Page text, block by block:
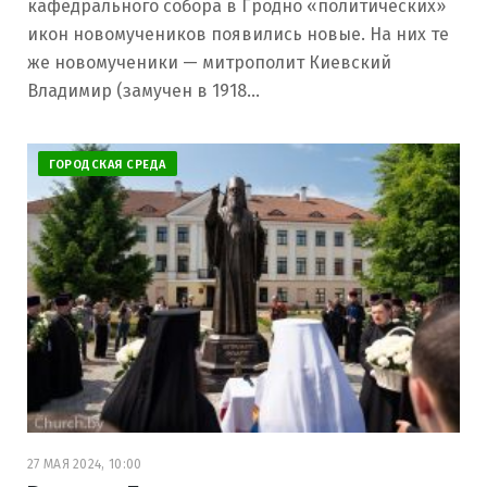
кафедрального собора в Гродно «политических»
икон новомучеников появились новые. На них те
же новомученики — митрополит Киевский
Владимир (замучен в 1918…
ГОРОДСКАЯ СРЕДА
27 МАЯ 2024, 10:00